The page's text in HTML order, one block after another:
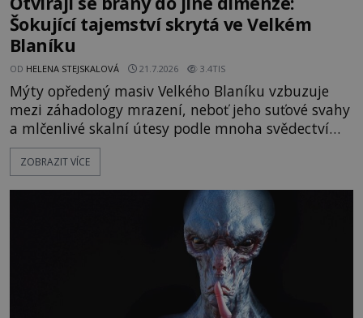
Šokující tajemství skrytá ve Velkém
Blaníku
OD HELENA STEJSKALOVÁ 21.7.2026 3.4TIS
Mýty opředený masiv Velkého Blaníku vzbuzuje
mezi záhadology mrazení, neboť jeho suťové svahy
a mlčenlivé skalní útesy podle mnoha svědectví
fungují jako anomální zóny, kde selhává lidské
vnímání času i prostoru. Geologické anomálie hory
badatelé zde odkrývají indicie, které propojují
prastaré pohanské kulty, keltské svatyně a zprávy
ZOBRAZIT VÍCE